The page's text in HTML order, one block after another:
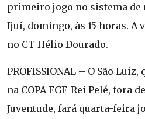
primeiro jogo no sistema de
Ijuí, domingo, às 15 horas. A
no CT Hélio Dourado.
PROFISSIONAL – O São
na COPA FGF-Rei Pelé, fora
Juventude, fará quarta-feira